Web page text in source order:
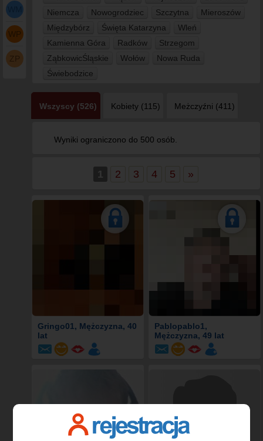
WP
Niemcza
Nowogrodziec Szczytna
Mieroszów
Międzybórz
Święta Katarzyna
Wleń
Kamienna Góra
Radków
Strzegom
ZąbkowicŚląskie
Wołów
Nowa Ruda
Świebodzice
Wszyscy (526) Kobiety (115) Meżczyźni (411)
Wyniki ograniczono do 500 osób.
1 2 3 4 5 »
Gringo01, Mężczyzna, 40
lat
Pablopablo1,
Mężczyzna, 49 lat